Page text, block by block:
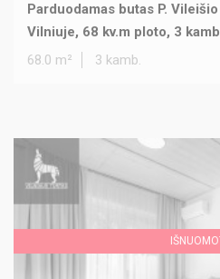
Parduodamas butas P.
Vilniuje, 68 kv.m ploto, 3
68.0 m²
3 kamb.